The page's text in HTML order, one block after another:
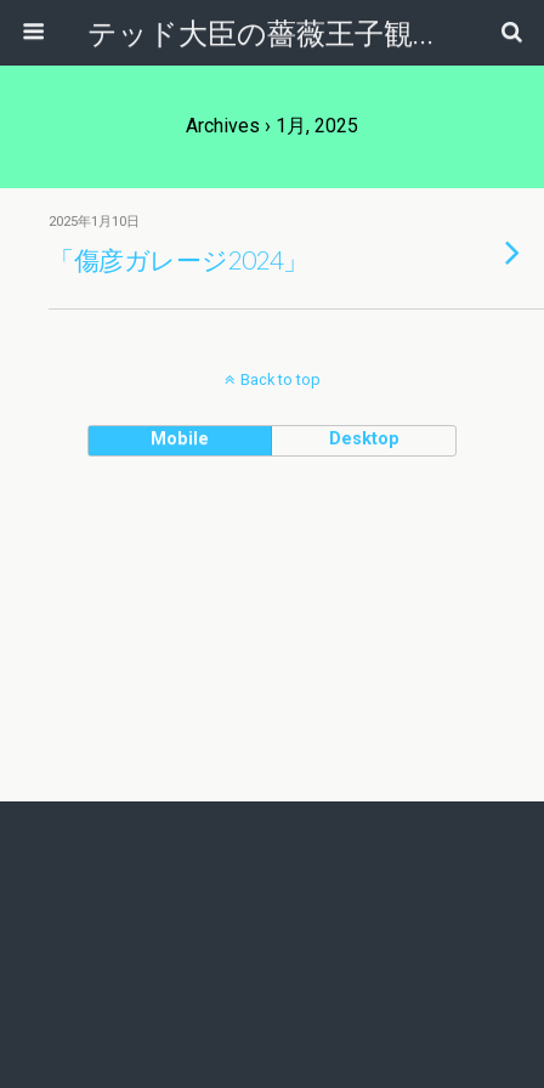
テッド大臣の薔薇王子観察日記
Archives › 1月, 2025
2025年1月10日
「傷彦ガレージ2024」
Back to top
Mobile Desktop